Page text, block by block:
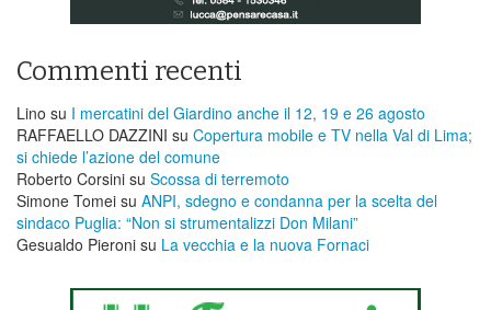
Commenti recenti
Lino su I mercatini del Giardino anche il 12, 19 e 26 agosto
RAFFAELLO DAZZINI su ​Copertura mobile e TV nella Val di Lima;
si chiede l’azione del comune
Roberto Corsini su Scossa di terremoto
Simone Tomei su ANPI, sdegno e condanna per la scelta del
sindaco Puglia: “Non si strumentalizzi Don Milani”
Gesualdo Pieroni su La vecchia e la nuova Fornaci